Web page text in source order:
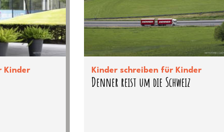
Kinder Kinder schreiben für Kinder
Denner reist um die Schweiz